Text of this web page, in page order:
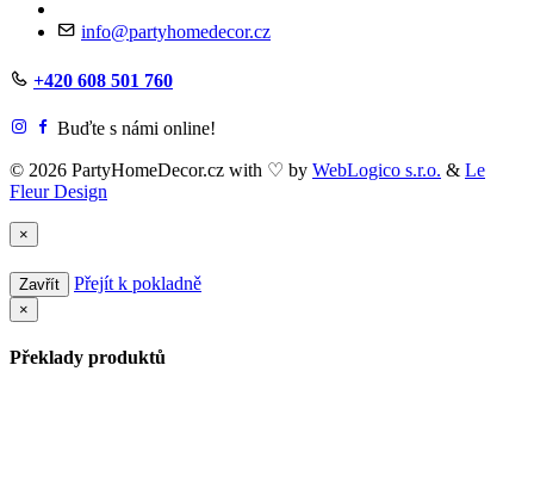
info@partyhomedecor.cz
+420 608 501 760
Buďte s námi online!
© 2026 PartyHomeDecor.cz with ♡ by WebLogico s.r.o. & Le
Fleur Design
×
Zavřít Přejít k pokladně
×
Překlady produktů